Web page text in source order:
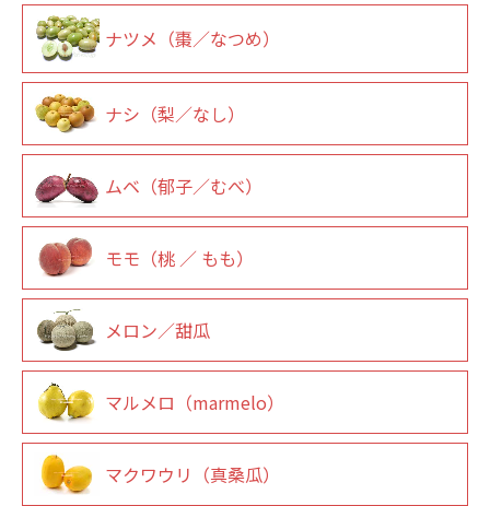
ナツメ（棗／なつめ）
ナシ（梨／なし）
ムベ（郁子／むべ）
モモ（桃 ／ もも）
メロン／甜瓜
マルメロ（marmelo）
マクワウリ（真桑瓜）